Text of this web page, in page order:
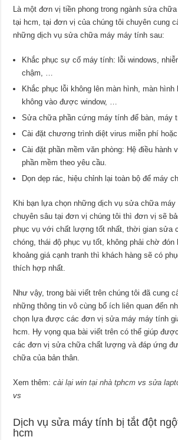
Là một đơn vị tiền phong trong ngành sửa
tại hcm, tại đơn vị của chúng tôi chuyên cung
những dịch vụ sửa chữa máy máy tính sau:
Khắc phục sự cố máy tính: lỗi windows,
chậm, …
Khắc phục lỗi không lên màn hình, màn
không vào được window, …
Sửa chữa phần cứng máy tính để bàn, máy
Cài đặt chương trình diệt virus miễn phí
Cài đặt phần mềm văn phòng: Hệ điều hành
phần mềm theo yêu cầu.
Dọn dẹp rác, hiệu chỉnh lại toàn bộ để máy
Khi bạn lựa chọn những dịch vụ sửa chữa máy
chuyên sâu tại đơn vị chúng tôi thì đơn vị sẽ
phục vụ với chất lượng tốt nhất, thời gian sửa
chóng, thái độ phục vụ tốt, không phải chờ đón
khoảng giá cạnh tranh thì khách hàng sẽ có
thích hợp nhất.
Như vậy, trong bài viết trên chúng tôi đã cung
những thông tin vô cùng bổ ích liên quan đến
chọn lựa được các đơn vị sửa máy máy tính
hcm. Hy vọng qua bài viết trên có thể giúp
các đơn vị sửa chữa chất lượng và đáp ứng
chữa của bản thân.
Xem thêm:cài lại win tại nhà tphcm vssửa
vs
Dịch vụ sửa máy tính bị tắt đột
hcm